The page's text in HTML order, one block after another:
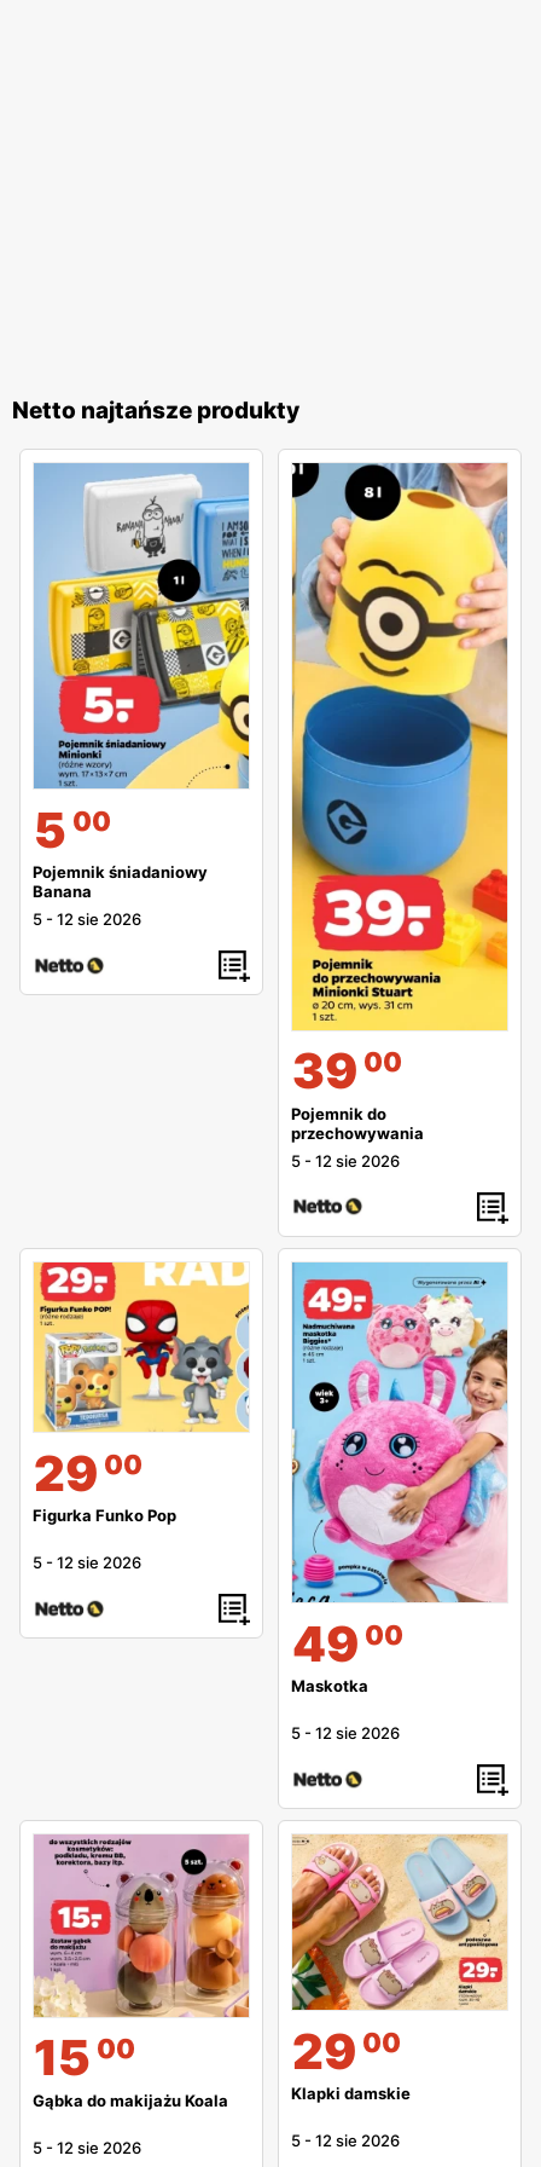
Netto najtańsze produkty
5 00
Pojemnik śniadaniowy
Banana
5 -12 sie 2026
39 00
Pojemnik do
przechowywania
5 -12 sie 2026
29 00
Figurka Funko Pop
5 -12 sie 2026
49 00
Maskotka
5 -12 sie 2026
15 00
Gąbka do makijażu Koala
5 -12 sie 2026
29 00
Klapki damskie
5 -12 sie 2026